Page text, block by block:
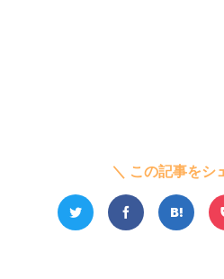
＼ この記事をシ